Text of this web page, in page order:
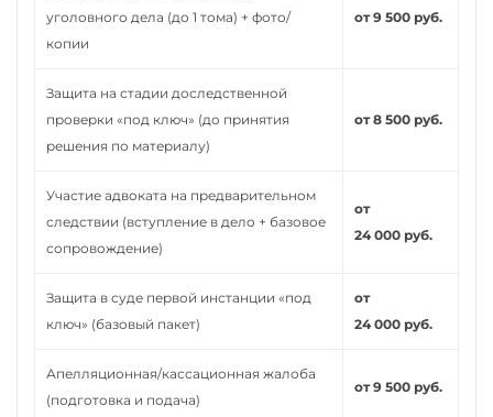
уголовного дела (до 1 тома) + фото/
копии
от 9 500 руб.
Защита на стадии доследственной
проверки «под ключ» (до принятия
решения по материалу)
от 8 500 руб.
Участие адвоката на предварительном
следствии (вступление в дело + базовое
сопровождение)
от
24 000 руб.
Защита в суде первой инстанции «под
ключ» (базовый пакет)
от
24 000 руб.
Апелляционная/кассационная жалоба
(подготовка и подача)
от 9 500 руб.